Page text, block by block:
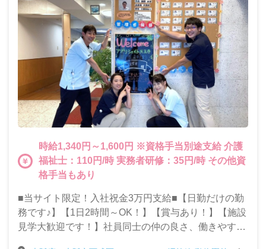
時給1,340円～1,600円 ※資格手当別途支給 介護
福祉士：110円/時 実務者研修：35円/時 その他資
格手当もあり
■当サイト限定！入社祝金3万円支給■【日勤だけの勤
務です♪】【1日2時間～OK！】【賞与あり！】【施設
見学大歓迎です！】社員同士の仲の良さ、働きやすい